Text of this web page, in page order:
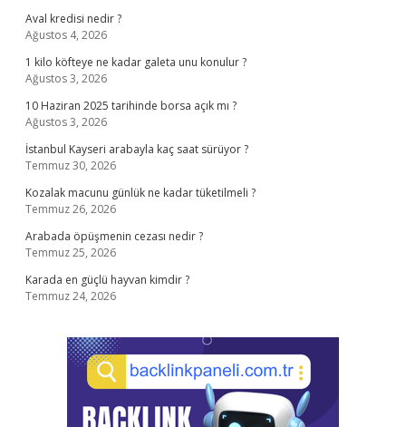
Aval kredisi nedir ?
Ağustos 4, 2026
1 kilo köfteye ne kadar galeta unu konulur ?
Ağustos 3, 2026
10 Haziran 2025 tarihinde borsa açık mı ?
Ağustos 3, 2026
İstanbul Kayseri arabayla kaç saat sürüyor ?
Temmuz 30, 2026
Kozalak macunu günlük ne kadar tüketilmeli ?
Temmuz 26, 2026
Arabada öpüşmenin cezası nedir ?
Temmuz 25, 2026
Karada en güçlü hayvan kimdir ?
Temmuz 24, 2026